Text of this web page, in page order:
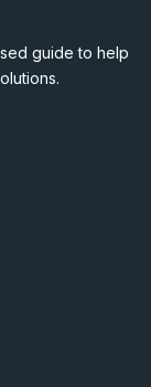
guide to help